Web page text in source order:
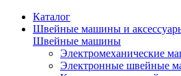
Каталог
Швейные машины и
Швейные машины
Электромеханические
Электронные швейные